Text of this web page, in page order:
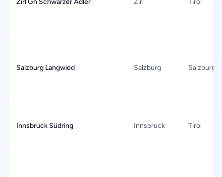
Zirl Gh Schwarzer Adler Zirl Tirol
Salzburg Langwied Salzburg Salzburg
Innsbruck Südring Innsbruck Tirol